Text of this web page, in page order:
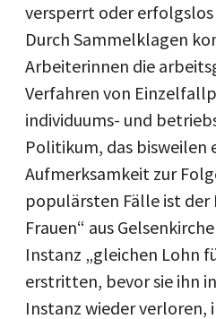
versperrt oder
Durch Sammelklagen
Arbeiterinnen die
Verfahren von
individuums- und
Politikum, das bisweilen
Aufmerksamkeit zur
populärsten Fälle ist der
Frauen“ aus
Instanz „gleichen Lohn
erstritten, bevor sie ihn
Instanz wieder